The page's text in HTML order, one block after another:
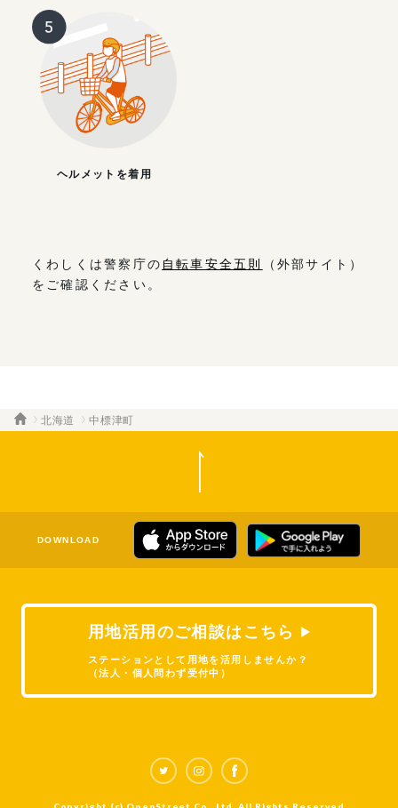
ヘルメットを着用
くわしくは警察庁の 自転車安全五則
（外部サイト）
をご確認ください。
北海道 中標津町
用地活用のご相談はこちら
ステーションとして用地を活用しませんか？
（法人・個人問わず受付中）
DOWNLOAD